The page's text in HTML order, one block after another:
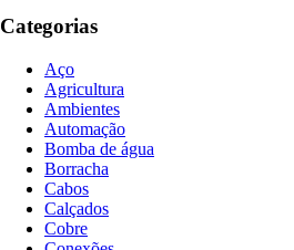
Categorias
Aço
Agricultura
Ambientes
Automação
Bomba de água
Borracha
Cabos
Calçados
Cobre